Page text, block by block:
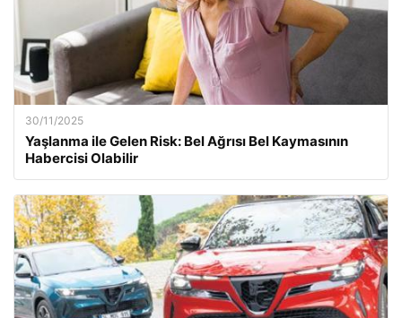
30/11/2025
Yaşlanma ile Gelen Risk: Bel Ağrısı Bel Kaymasının
Habercisi Olabilir